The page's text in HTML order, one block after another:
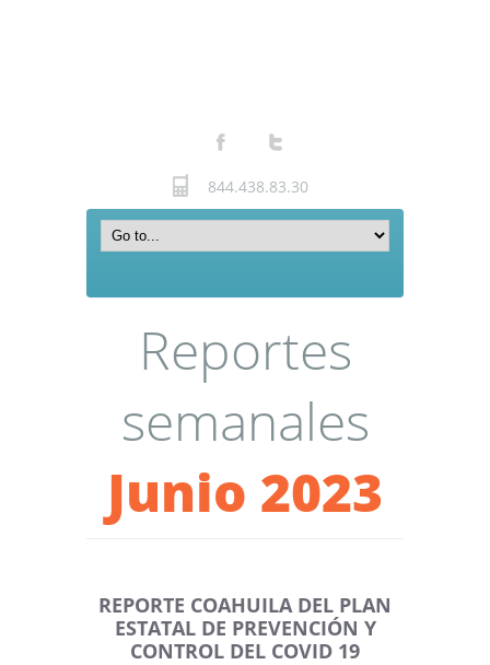
844.438.83.30
Reportes
semanales
Junio 2023
REPORTE COAHUILA DEL PLAN
ESTATAL DE PREVENCIÓN Y
CONTROL DEL COVID 19